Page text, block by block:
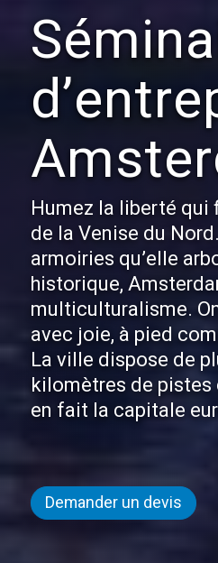
Humez la liberté
de la Venise du
armoiries qu’elle
historique,
multiculturalisme.
avec joie, à pied
La ville dispose de
kilomètres de pistes
en fait la capitale
Demander un devis